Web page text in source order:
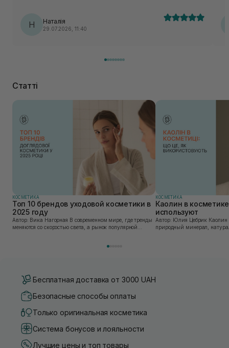
Н Наталія
29.07.2026, 11:40
Статті
КОСМЕТИКА
Топ 10 брендов уходовой косметики в
2025 году
Автор: Вика Нагорная В современном мире, где тренды
меняются со скоростью света, а рынок популярной
КОСМЕТИКА
Каолин в
используют
Автор: Юлия Цебрик Каолин в косметологии – это
природный минерал,
Бесплатная доставка от 3000 UAH
Безопасные способы оплаты
Только оригинальная косметика
Система бонусов и лояльности
Лучшие цены и топ товары